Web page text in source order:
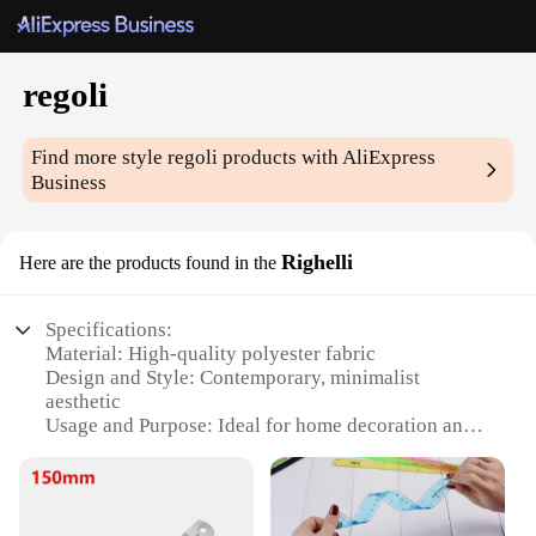
regoli
Find more styleregoli products with AliExpress
Business
Here are the products found in the Righelli
Specifications:
Material: High-quality polyester fabric
Design and Style: Contemporary, minimalist
aesthetic
Usage and Purpose: Ideal for home decoration and
Performance and Property: Durable and easy to
Shape or Size or Weight or Quantity: Available in